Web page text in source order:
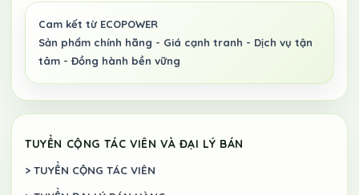
TUYỂN CỘNG TÁC VIÊN VÀ ĐẠI LÝ BÁN
> TUYỂN CỘNG TÁC VIÊN